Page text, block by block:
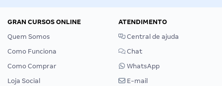
GRAN CURSOS ONLINE
Quem Somos
Como Funciona
Como Comprar
Loja Social
ATENDIMENTO
Central de ajuda
Chat
WhatsApp
E-mail